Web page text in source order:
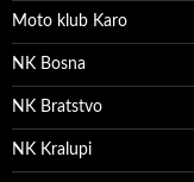
Moto klub Karo
NK Bosna
NK Bratstvo
NK Kralupi